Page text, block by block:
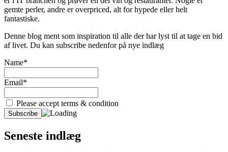
gemte perler, andre er overpriced, alt for hypede eller helt
fantastiske.
Denne blog ment som inspiration til alle der har lyst til at tage en bid
af livet. Du kan subscribe nedenfor på nye indlæg
Name*
Email*
Please accept terms & condition
Seneste indlæg